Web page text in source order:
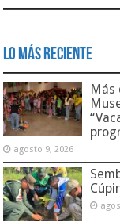
Lo Más Reciente
Más
agosto 9, 2026